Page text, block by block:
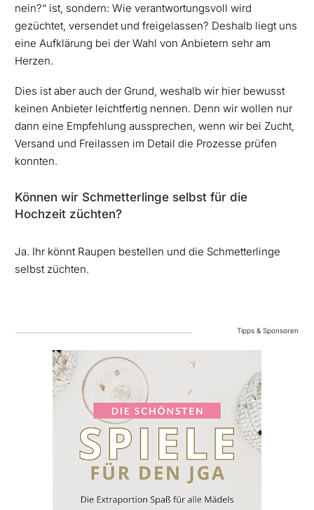
nein?“ ist, sondern: Wie verantwortungsvoll wird
gezüchtet, versendet und freigelassen? Deshalb liegt uns
eine Aufklärung bei der Wahl von Anbietern sehr am
Herzen.
Dies ist aber auch der Grund, weshalb wir hier bewusst
keinen Anbieter leichtfertig nennen. Denn wir wollen nur
dann eine Empfehlung aussprechen, wenn wir bei Zucht,
Versand und Freilassen im Detail die Prozesse prüfen
konnten.
Können wir Schmetterlinge selbst für die
Hochzeit züchten?
Ja. Ihr könnt Raupen bestellen und die Schmetterlinge
selbst züchten.
Tipps & Sponsoren